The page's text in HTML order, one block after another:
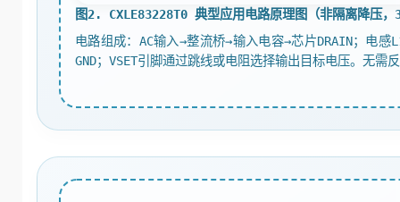
图2. CXLE83228T0 典型应用电路原理图（非隔离降压
电路组成：AC输入→整流桥→输入电容→芯片DRAIN；电感
GND；VSET引脚通过跳线或电阻选择输出目标电压。无需